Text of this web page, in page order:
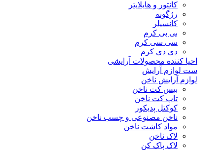
کانتور و هایلایتر
رژگونه
کانسیلر
بی بی کرم
سی سی کرم
دی دی کرم
احیا کننده محصولات آرایشی
ست لوازم آرایش
لوازم آرایش ناخن
بیس کت ناخن
تاپ کت ناخن
کوکتل پدیکور
ناخن مصنوعی و چسب ناخن
مواد کاشت ناخن
لاک ناخن
لاک پاک کن